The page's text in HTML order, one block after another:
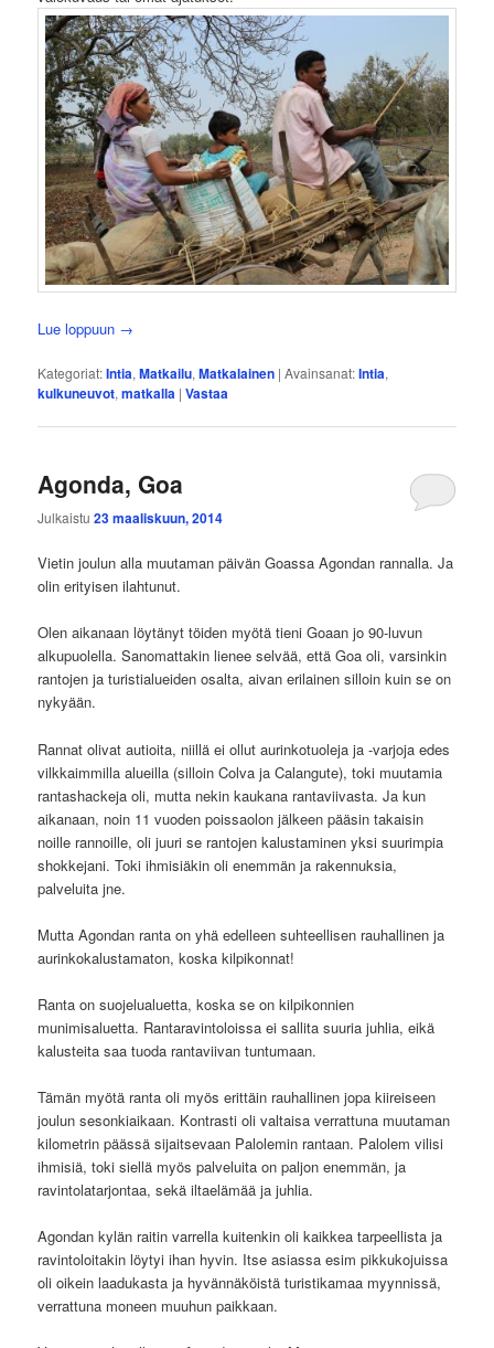
Lue loppuun →
Kategoriat:Intia,Matkailu,Matkalainen |Avainsanat:Intia,
kulkuneuvot,matkalla |Vastaa
Agonda, Goa
Julkaistu23 maaliskuun, 2014
Vietin joulun alla muutaman päivän Goassa Agondan rannalla. Ja
olin erityisen ilahtunut.
Olen aikanaan löytänyt töiden myötä tieni Goaan jo 90-luvun
alkupuolella. Sanomattakin lienee selvää, että Goa oli, varsinkin
rantojen ja turistialueiden osalta, aivan erilainen silloin kuin se on
nykyään.
Rannat olivat autioita, niillä ei ollut aurinkotuoleja ja -varjoja edes
vilkkaimmilla alueilla (silloin Colva ja Calangute), toki muutamia
rantashackeja oli, mutta nekin kaukana rantaviivasta. Ja kun
aikanaan, noin 11 vuoden poissaolon jälkeen pääsin takaisin
noille rannoille, oli juuri se rantojen kalustaminen yksi suurimpia
shokkejani. Toki ihmisiäkin oli enemmän ja rakennuksia,
palveluita jne.
Mutta Agondan ranta on yhä edelleen suhteellisen rauhallinen ja
aurinkokalustamaton, koska kilpikonnat!
Ranta on suojelualuetta, koska se on kilpikonnien
munimisaluetta. Rantaravintoloissa ei sallita suuria juhlia, eikä
kalusteita saa tuoda rantaviivan tuntumaan.
Tämän myötä ranta oli myös erittäin rauhallinen jopa kiireiseen
joulun sesonkiaikaan. Kontrasti oli valtaisa verrattuna muutaman
kilometrin päässä sijaitsevaan Palolemin rantaan. Palolem vilisi
ihmisiä, toki siellä myös palveluita on paljon enemmän, ja
ravintolatarjontaa, sekä iltaelämää ja juhlia.
Agondan kylän raitin varrella kuitenkin oli kaikkea tarpeellista ja
ravintoloitakin löytyi ihan hyvin. Itse asiassa esim pikkukojuissa
oli oikein laadukasta ja hyvännäköistä turistikamaa myynnissä,
verrattuna moneen muuhun paikkaan.